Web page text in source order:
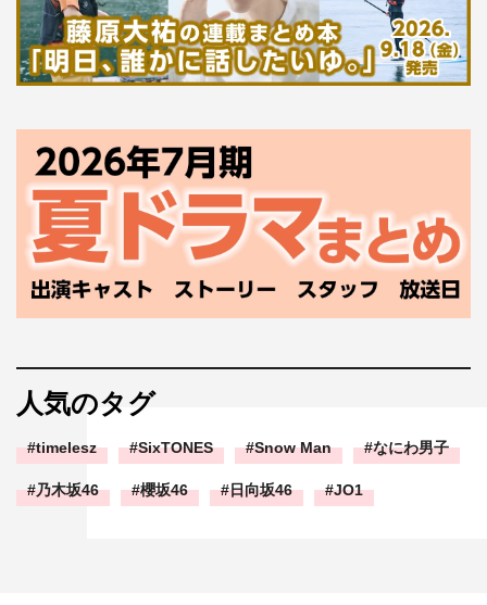
人気のタグ
timelesz SixTONES Snow Man なにわ男子
乃木坂46 櫻坂46 日向坂46 JO1